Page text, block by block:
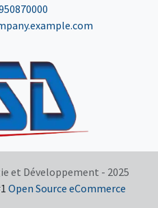
et Développement - 2025
Open Source eCommerce